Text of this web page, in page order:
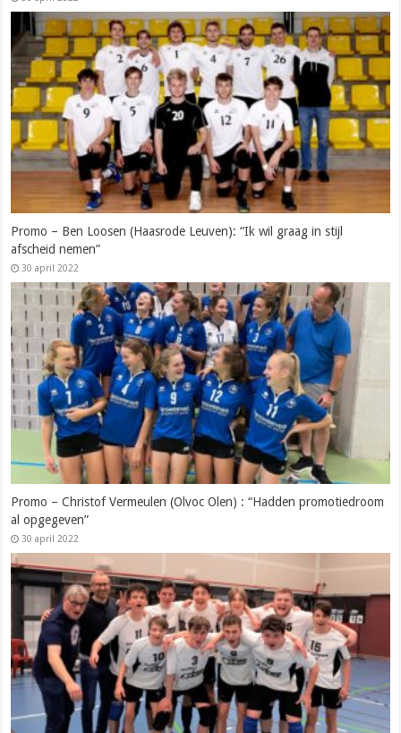
Promo – Ben Loosen (Haasrode Leuven): “Ik wil graag in stijl
afscheid nemen”
30 april 2022
Promo – Christof Vermeulen (Olvoc Olen) : “Hadden promotiedroom
al opgegeven”
30 april 2022